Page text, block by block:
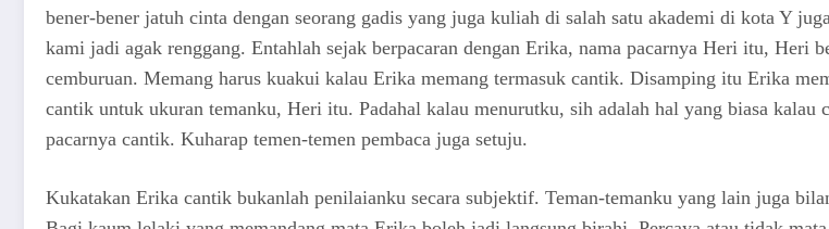
bener-bener jatuh cinta dengan seorang gadis yang juga kuliah di salah satu akademi di kota Y
kami jadi agak renggang. Entahlah sejak berpacaran dengan Erika, nama pacarnya Heri itu, Heri
cemburuan. Memang harus kuakui kalau Erika memang termasuk cantik. Disamping itu Erika
cantik untuk ukuran temanku, Heri itu. Padahal kalau menurutku, sih adalah hal yang biasa kalau
pacarnya cantik. Kuharap temen-temen pembaca juga setuju.
Kukatakan Erika cantik bukanlah penilaianku secara subjektif. Teman-temanku yang lain juga